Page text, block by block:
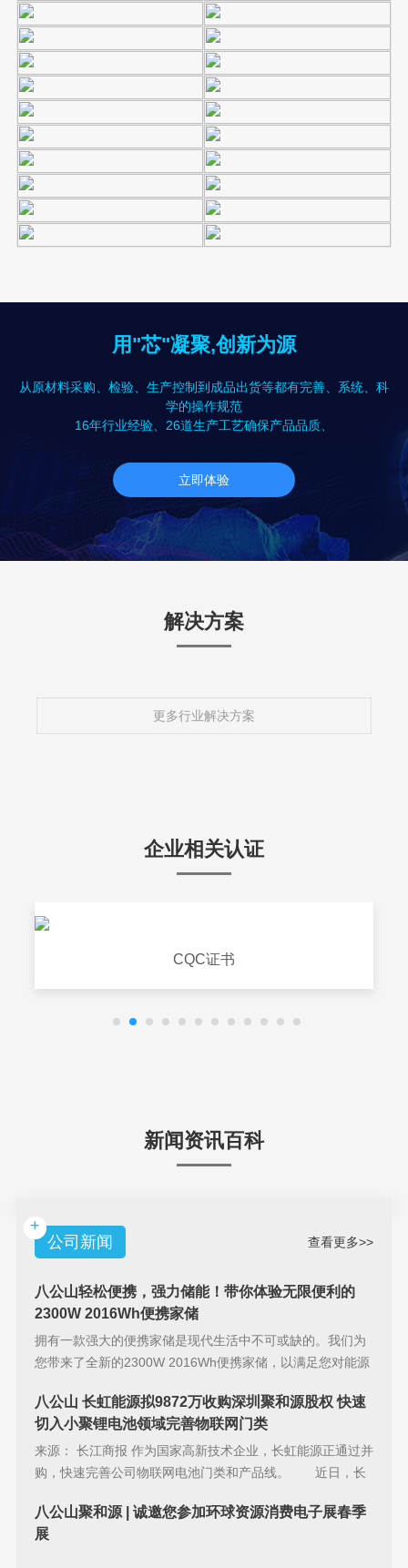
用"芯"凝聚,创新为源
从原材料采购、检验、生产控制到成品出货等都有完善、系统、科
学的操作规范
16年行业经验、26道生产工艺确保产品品质、
立即体验
解决方案
更多行业解决方案
企业相关认证
CQC证书
新闻资讯百科
+
公司新闻
查看更多>>
八公山轻松便携，强力储能！带你体验无限便利的
2300W 2016Wh便携家储
拥有一款强大的便携家储是现代生活中不可或缺的。我们为
您带来了全新的2300W 2016Wh便携家储，以满足您对能源
八公山 长虹能源拟9872万收购深圳聚和源股权 快速
切入小聚锂电池领域完善物联网门类
来源： 长江商报 作为国家高新技术企业，长虹能源正通过并
购，快速完善公司物联网电池门类和产品线。 近日，长
八公山聚和源 | 诚邀您参加环球资源消费电子展春季
展